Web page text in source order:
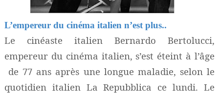
L’empereur du cinéma italien n’est plus..
Le cinéaste italien Bernardo Bertolucci,
empereur du cinéma italien, s’est éteint à l’âge
de 77 ans après une longue maladie, selon le
quotidien italien La Repubblica ce lundi. Le